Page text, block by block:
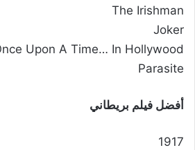
The Irishman
Joker
Upon A Time… In Hollywood
Parasite
أفضل فيلم بريطاني
1917